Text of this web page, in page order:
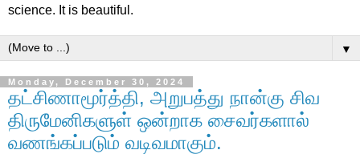
science. It is beautiful.
▼
Monday, December 30, 2024
தட்சிணாமூர்த்தி, அறுபத்து நான்கு சிவ
திருமேனிகளுள் ஒன்றாக சைவர்களால்
வணங்கப்படும் வடிவமாகும்.